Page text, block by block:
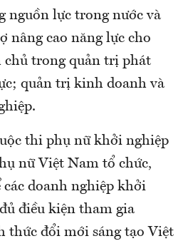
nguồn lực trong nước và
nâng cao năng lực cho
trong quản trị phát
quản trị kinh doanh và
thi phụ nữ khởi nghiệp
nữ Việt Nam tổ chức,
doanh nghiệp khởi
điều kiện tham gia
thức đổi mới sáng tạo Việt